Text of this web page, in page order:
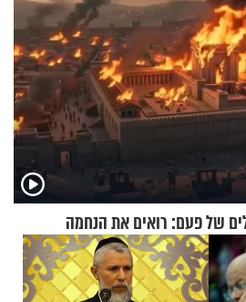
של פעם: רואים את הנחמה